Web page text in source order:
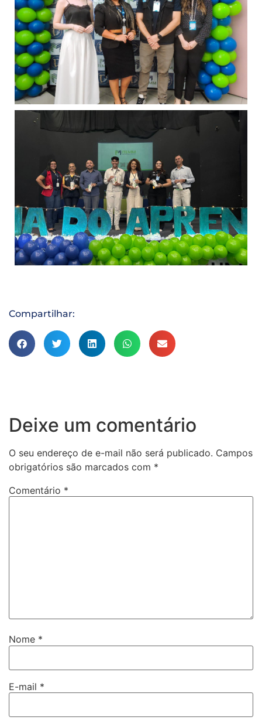
Compartilhar:
Deixe um comentário
O seu endereço de e-mail não será publicado. Campos
obrigatórios são marcados com *
Comentário *
Nome *
E-mail *